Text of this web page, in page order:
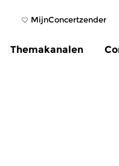
MijnConcertzender
Themakanalen